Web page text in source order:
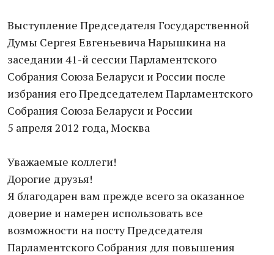
Выступление Председателя Государственной
Думы Сергея Евгеньевича Нарышкина на
заседании 41-й сессии Парламентского
Собрания Союза Беларуси и России после
избрания его Председателем Парламентского
Собрания Союза Беларуси и России
5 апреля 2012 года, Москва
Уважаемые коллеги!
Дорогие друзья!
Я благодарен вам прежде всего за оказанное
доверие и намерен использовать все
возможности на посту Председателя
Парламентского Собрания для повышения